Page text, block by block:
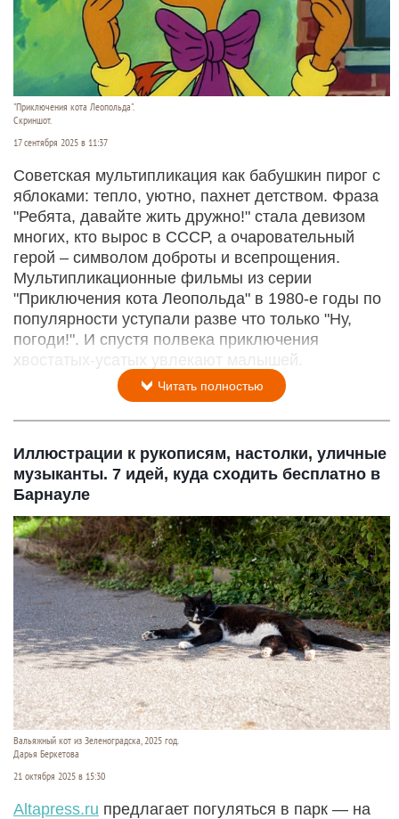
"Приключения кота Леопольда".
Скриншот.
17 сентября 2025 в 11:37
Советская мультипликация как бабушкин пирог с
яблоками: тепло, уютно, пахнет детством. Фраза
"Ребята, давайте жить дружно!" стала девизом
многих, кто вырос в СССР, а очаровательный
герой – символом доброты и всепрощения.
Мультипликационные фильмы из серии
"Приключения кота Леопольда" в 1980-е годы по
популярности уступали разве что только "Ну,
погоди!". И спустя полвека приключения
хвостатых-усатых увлекают малышей.
Читать полностью
Иллюстрации к рукописям, настолки, уличные
музыканты. 7 идей, куда сходить бесплатно в
Барнауле
Вальяжный кот из Зеленоградска, 2025 год.
Дарья Беркетова
21 октября 2025 в 15:30
Altapress.ru предлагает погуляться в парк — на